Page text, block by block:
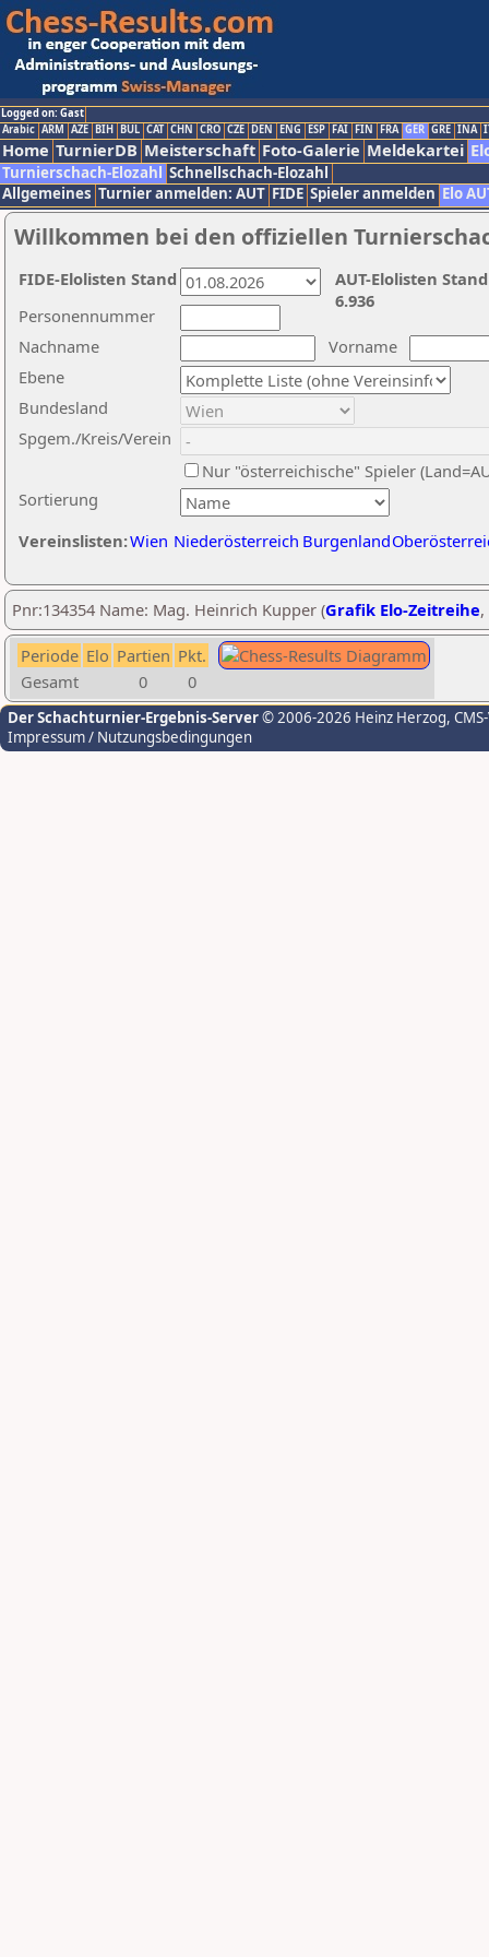
Logged on: Gast
Arabic ARM AZE BIH BUL CAT CHN CRO CZE DEN ENG ESP FAI FIN FRA GER GRE INA
Home TurnierDB Meisterschaft Foto-Galerie Meldekartei
Turnierschach-Elozahl Schnellschach-Elozahl
Allgemeines Turnier anmelden: AUT FIDE Spieler anmelden Elo
Willkommen bei den offiziellen
Nachname
Vorname
Ebene
Sortierung
Personennummer
Bundesland
Spgem./Kreis/Verein
Nur "österreichische" Spieler
Vereinslisten:Wien Niederösterreich Burgenland
AUT-Elolisten
6.936
FIDE-Elolisten Stand
Pnr:134354 Name: Mag. Heinrich Kupper (Grafik Elo-Zeitreihe,
Periode Elo Partien Pkt.
Gesamt
0 0
Der Schachturnier-Ergebnis-Server© 2006-2026 Heinz Herzog,
Impressum / Nutzungsbedingungen